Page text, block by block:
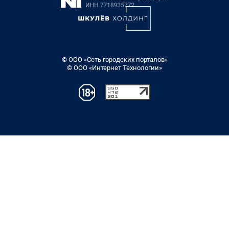
© ООО «Сеть городских порталов»
© ООО «Интернет Технологии»